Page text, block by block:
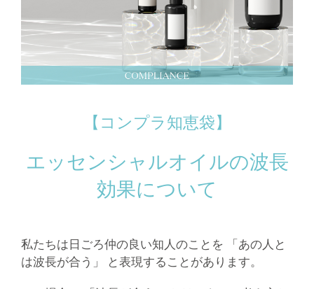
【コンプラ知恵袋】
エッセンシャルオイルの波長
効果について
私たちは日ごろ仲の良い知人のことを 「あの人と
は波長が合う」 と表現することがあります。